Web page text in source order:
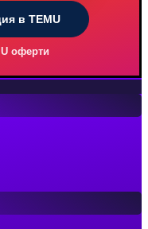
в TEMU
оферти